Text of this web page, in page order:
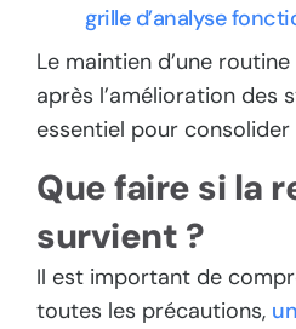
grille d’analyse
Le maintien d’une
après l’amélioration des
essentiel pour consolider
Que faire si la
survient ?
Il est important de
toutes les précautions,